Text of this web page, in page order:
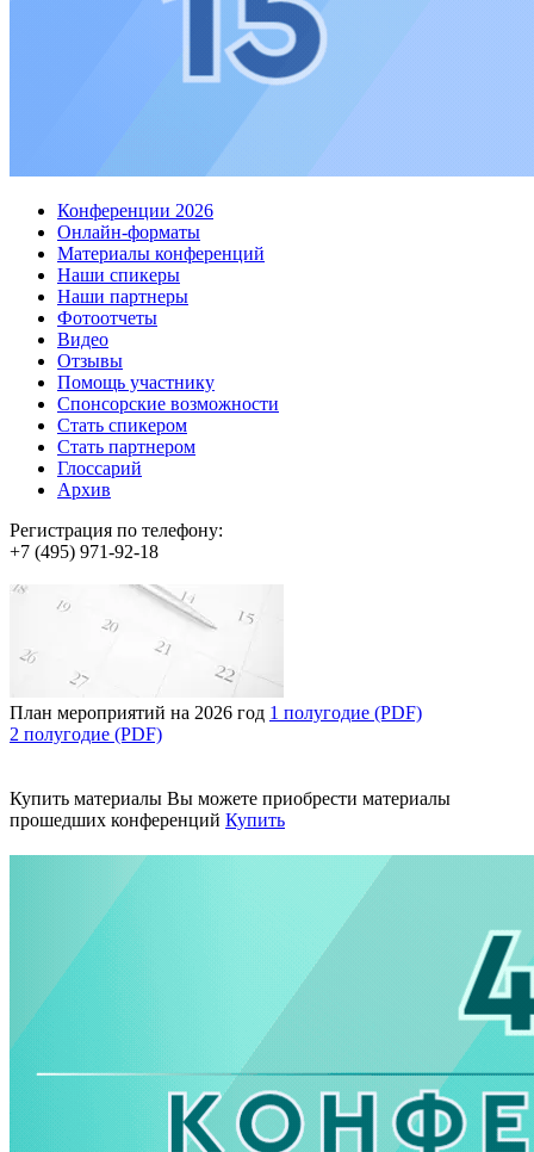
Конференции 2026
Онлайн-форматы
Материалы конференций
Наши спикеры
Наши партнеры
Фотоотчеты
Видео
Отзывы
Помощь участнику
Спонсорские возможности
Стать спикером
Стать партнером
Глоссарий
Архив
Регистрация по телефону:
+7 (495) 971-92-18
План мероприятий на 2026 год 1 полугодие (PDF)
2 полугодие (PDF)
Купить материалы Вы можете приобрести материалы
прошедших конференций Купить